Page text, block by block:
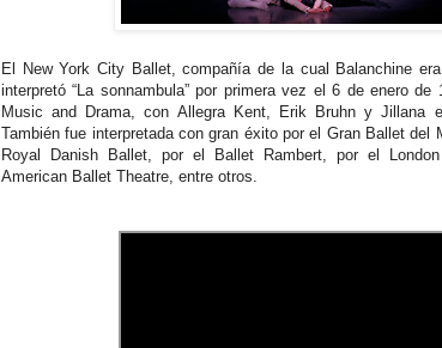
El New York City Ballet, compañía de la cual Balanchine
interpretó “La sonnambula” por primera vez el 6 de enero
Music and Drama, con Allegra Kent, Erik Bruhn y Jillana
También fue interpretada con gran éxito por el Gran Ballet del
Royal Danish Ballet, por el Ballet Rambert, por el
American Ballet Theatre, entre otros.